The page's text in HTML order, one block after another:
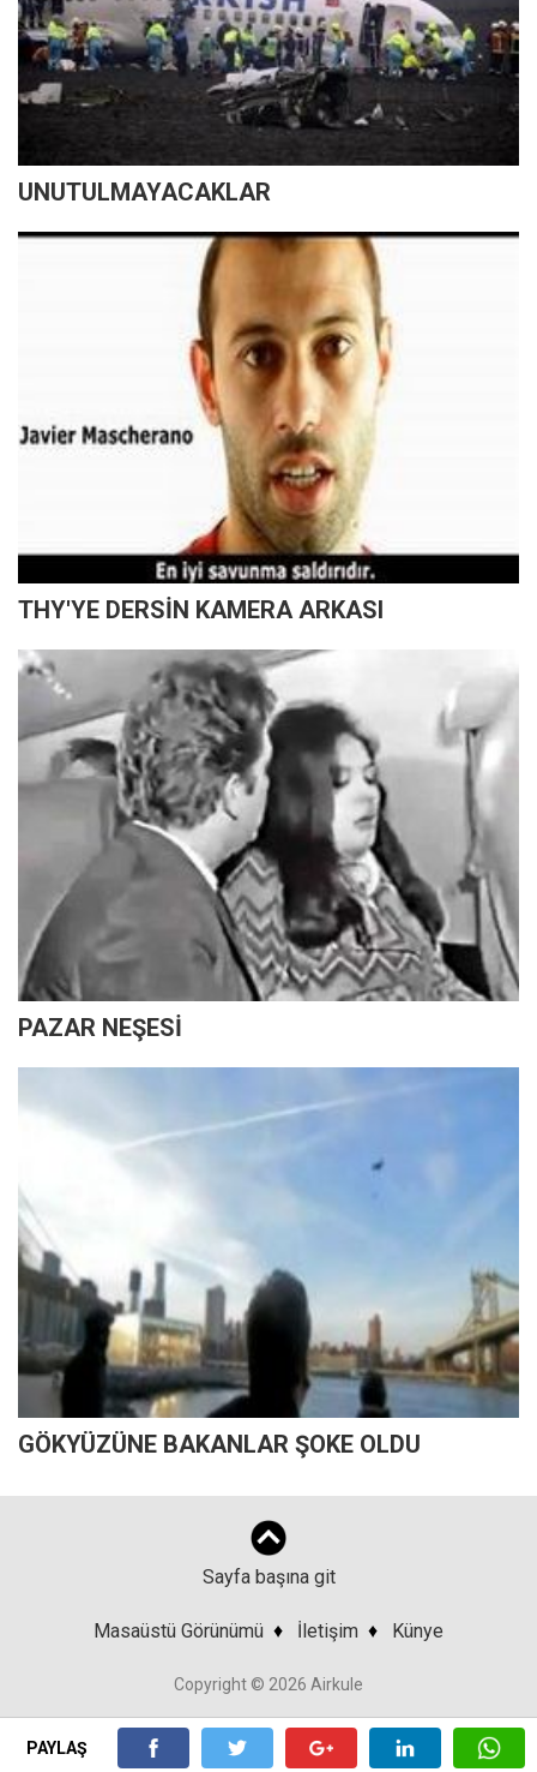
PAYLAŞ
UNUTULMAYACAKLAR
THY'YE DERSİN KAMERA ARKASI
PAZAR NEŞESİ
GÖKYÜZÜNE BAKANLAR ŞOKE OLDU
Sayfa başına git
Masaüstü Görünümü ♦ İletişim ♦ Künye
Copyright © 2026 Airkule